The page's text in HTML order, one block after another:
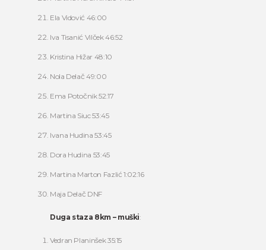
Ela Vidović 46:00
Iva Tisanić Vilček 46:52
Kristina Hižar 48:10
Nola Delač 49:00
Ema Potočnik 52:17
Martina Siuc 53:45
Ivana Hudina 53:45
Dora Hudina 53:45
Martina Marton Fazlić 1:02:16
Maja Delač DNF
Duga staza 8km – muški:
Vedran Planinšek 35:15